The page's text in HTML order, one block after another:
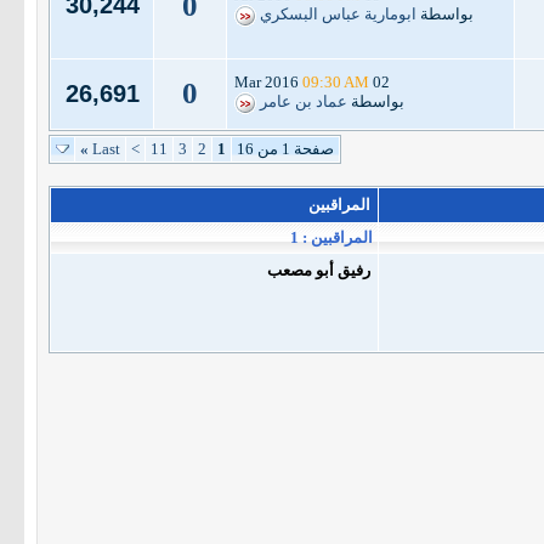
بواسطة ابومارية عباس البسكري
02 Mar 2016
09:30 AM
بواسطة عماد بن عامر 0
26,691
صفحة 1 من 16 1
2
3
11
>
Last
»
المراقبين
المراقبين : 1
رفيق أبو مصعب